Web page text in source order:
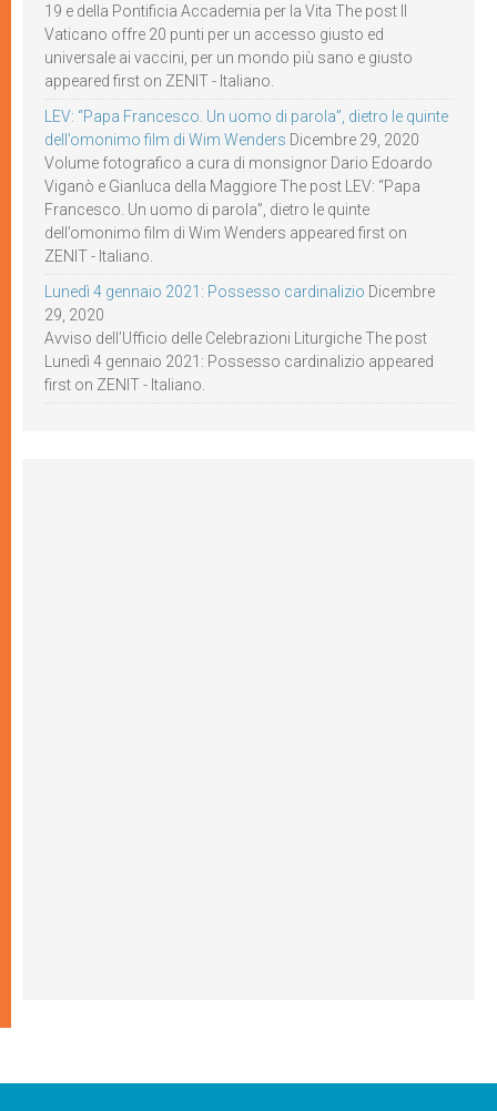
19 e della Pontificia Accademia per la Vita The post Il
Vaticano offre 20 punti per un accesso giusto ed
universale ai vaccini, per un mondo più sano e giusto
appeared first on ZENIT - Italiano.
LEV: “Papa Francesco. Un uomo di parola”, dietro le quinte
dell’omonimo film di Wim Wenders Dicembre 29, 2020
Volume fotografico a cura di monsignor Dario Edoardo
Viganò e Gianluca della Maggiore The post LEV: “Papa
Francesco. Un uomo di parola”, dietro le quinte
dell’omonimo film di Wim Wenders appeared first on
ZENIT - Italiano.
Lunedì 4 gennaio 2021: Possesso cardinalizio Dicembre
29, 2020
Avviso dell’Ufficio delle Celebrazioni Liturgiche The post
Lunedì 4 gennaio 2021: Possesso cardinalizio appeared
first on ZENIT - Italiano.